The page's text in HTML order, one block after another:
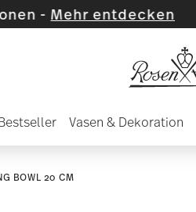
Vasen & Dekoration
BOWL 20 CM